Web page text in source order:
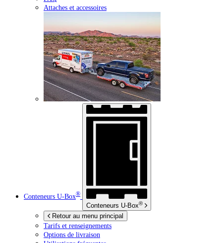
Attaches et accessoires
Conteneurs U-Box®
Conteneurs U-Box®
Retour au menu principal
Tarifs et renseignements
Options de livraison